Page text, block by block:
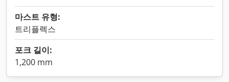
마스트 유형:
트리플렉스
포크 길이:
1,200 mm